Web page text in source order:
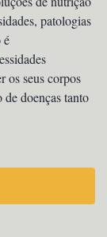
patologias
é
os seus corpos
de doenças tanto